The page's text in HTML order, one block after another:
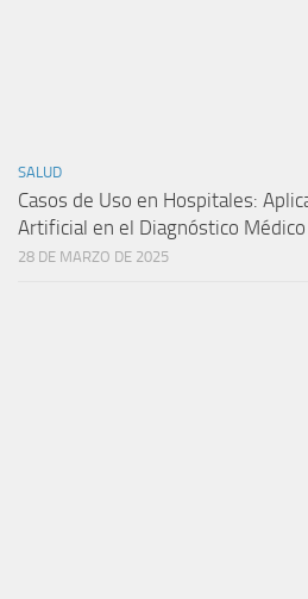
SALUD
Casos de Uso en Hospitales:
Artificial en el Diagnóstico Médico
28 DE MARZO DE 2025